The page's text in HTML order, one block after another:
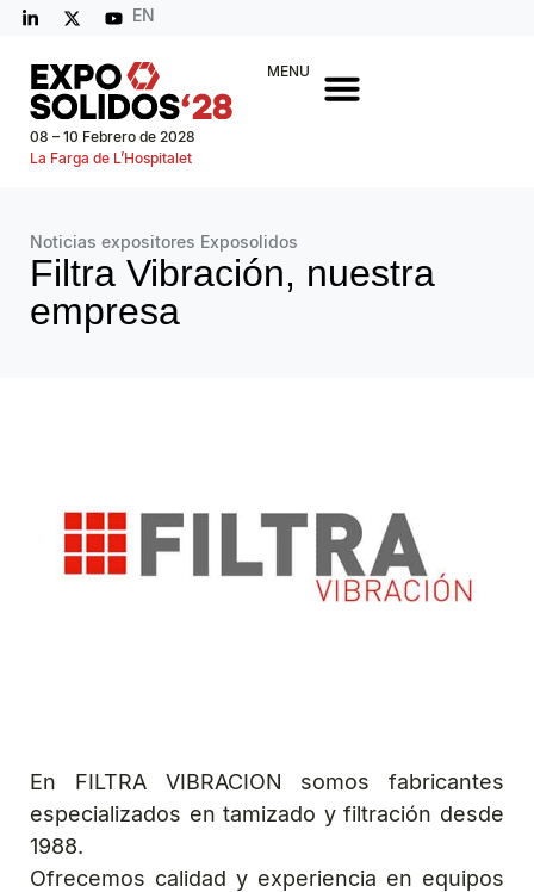
EN
08 – 10 Febrero de 2028
La Farga de L’Hospitalet
MENU
Noticias expositores Exposolidos
Filtra Vibración, nuestra
empresa
En FILTRA VIBRACION somos fabricantes
especializados en tamizado y filtración desde
1988.
Ofrecemos calidad y experiencia en equipos